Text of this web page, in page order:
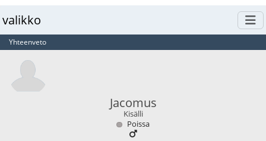
valikko
Yhteenveto
Jacomus
Kisälli
Poissa